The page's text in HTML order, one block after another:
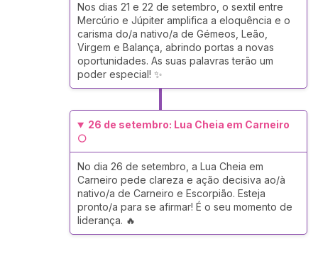
Nos dias 21 e 22 de setembro, o sextil entre
Mercúrio e Júpiter amplifica a eloquência e o
carisma do/a nativo/a de Gémeos, Leão,
Virgem e Balança, abrindo portas a novas
oportunidades. As suas palavras terão um
poder especial! ✨
26 de setembro: Lua Cheia em Carneiro
🌕
No dia 26 de setembro, a Lua Cheia em
Carneiro pede clareza e ação decisiva ao/à
nativo/a de Carneiro e Escorpião. Esteja
pronto/a para se afirmar! É o seu momento de
liderança. 🔥